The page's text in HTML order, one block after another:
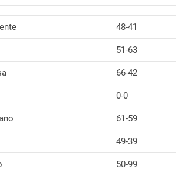
48-41
51-63
66-42
0-0
61-59
49-39
50-99